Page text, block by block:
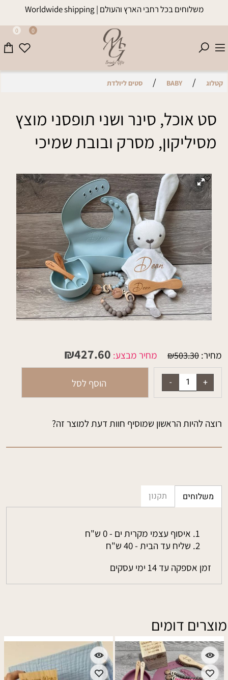
משלוחים בכל רחבי הארץ והעולם | Worldwide shipping
0 0
קטלוג /
BABY
/ סטים ליולדת
סט אוכל, סינר ושני תופסני מוצץ
מסיליקון, מסרק ובובת שמיכי
מחיר: ₪503.30 מחיר מבצע: ₪427.60
הוסף לסל
רוצה להיות הראשון שמוסיף חוות דעת למוצר זה?
משלוחים תקנון
איסוף עצמי מקרית ים - 0 ש"ח
שליח עד הבית - 40 ש"ח
זמן אספקה עד 14 ימי עסקים
מוצרים דומים